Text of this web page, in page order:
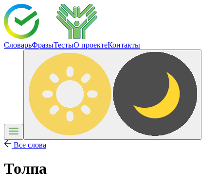
СловарьФразыТестыО проектеКонтакты
Все слова
Толпа